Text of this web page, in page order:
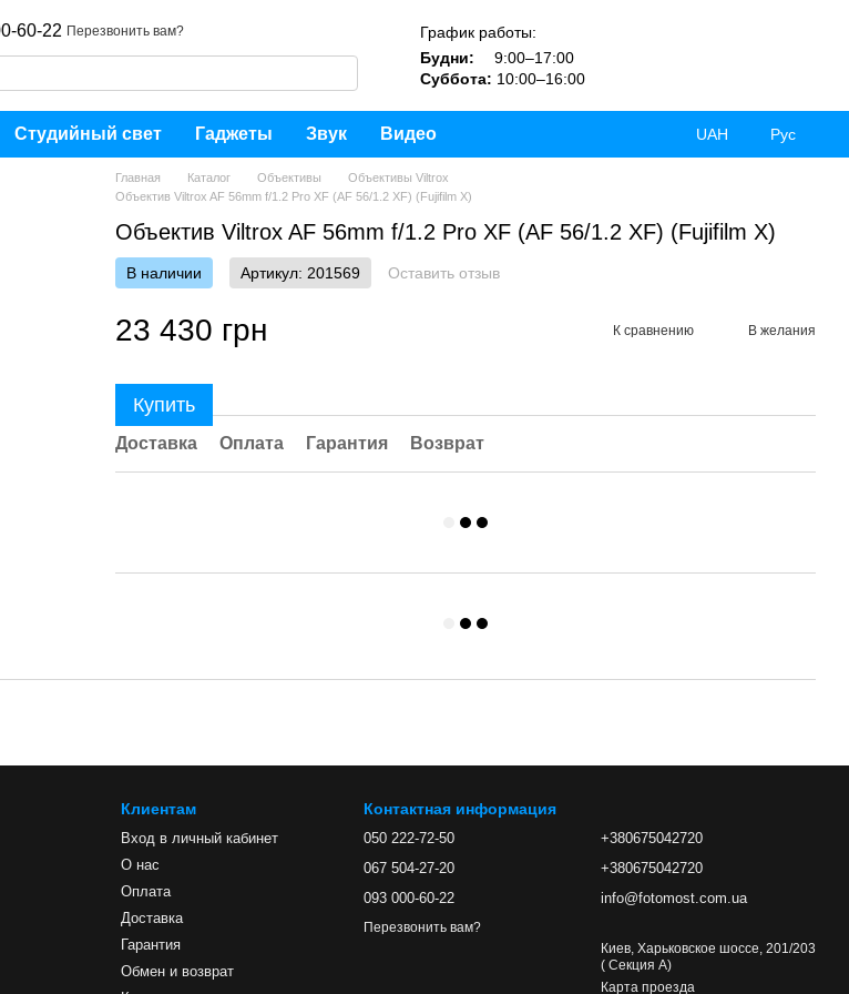
60-22 Перезвонить вам?
График работы:
Будни:
9:00–17:00
Суббота: 10:00–16:00
Студийный свет Гаджеты Звук Видео UAH Рус
Главная Каталог Объективы
Объективы Viltrox
Объектив Viltrox AF 56mm f/1.2 Pro XF (AF 56/1.2 XF) (Fujifilm X)
Объектив Viltrox AF 56mm f/1.2 Pro XF (AF 56/1.2 XF) (Fujifilm X)
В наличии Артикул: 201569 Оставить отзыв
23 430 грн К сравнению В желания
Купить
Доставка Оплата Гарантия Возврат
Клиентам
Вход в личный кабинет
О нас
Оплата
Доставка
Гарантия
Обмен и возврат
Контактная информация
050 222-72-50
067 504-27-20
093 000-60-22
Перезвонить вам?
+380675042720
+380675042720
info@fotomost.com.ua
Киев, Харьковское шоссе, 201/203
( Секция А)
Карта проезда